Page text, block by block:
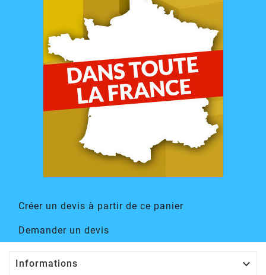
Créer un devis à partir de ce panier
Demander un devis
Informations 